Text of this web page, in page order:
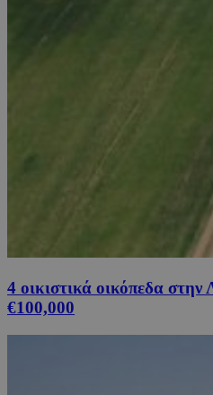
4 οικιστικά οικόπεδα
€100,000